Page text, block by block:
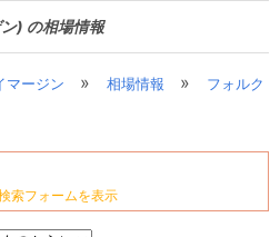
) の相場情報
マージン » 相場情報 »
フォルク
索フォームを表示